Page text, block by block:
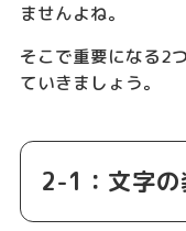
ませんよね。
そこで重要になる2
ていきましょう。
2-1：文字の